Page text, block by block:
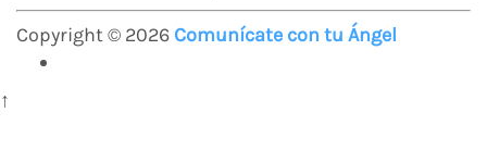
Copyright © 2026 Comunícate con tu Ángel
↑